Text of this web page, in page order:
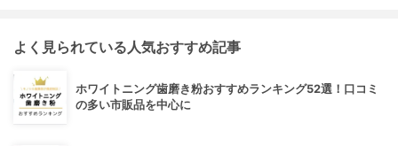
よく見られている人気おすすめ記事
ホワイトニング歯磨き粉おすすめランキング52選！口コミ
の多い市販品を中心に